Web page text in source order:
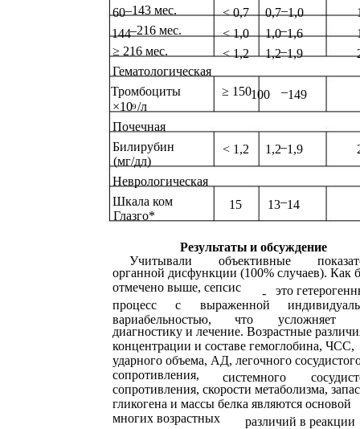
Результаты и обсуждение
Учитывали
объективные
органной дисфункции (100% случаев). Как
отмечено выше, сепсис
-
это
процесс
с выраженной
вариабельностью,
что
усложняет
диагностику и лечение. Возрастные
концентрации и составе гемоглобина, ЧСС,
ударного объема, АД, легочного
сопротивления,
системного
сопротивления, скорости метаболизма,
гликогена и массы белка являются основой
многих возрастных
различий в реакции
60–143 мес. < 0,7 0,7–1,0
144–216 мес. < 1,0 1,0–1,6
≥ 216 мес.
< 1,2 1,2–1,9
Гематологическая
Тромбоциты
×10⁹/л
≥ 150100 –149
Почечная
Билирубин
(мг/дл)
< 1,2 1,2–1,9
Неврологическая
Шкала ком
Глазго*
15 13–14